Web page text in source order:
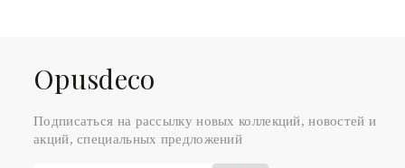
Оpusdeco
Подписаться на рассылку новых коллекций, новостей и
акций, специальных предложений